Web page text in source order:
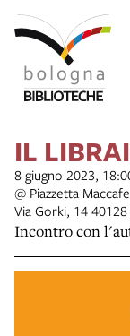
IL
8 giugno 2023,
@ Piazzetta
Via Gorki, 14
Incontro con